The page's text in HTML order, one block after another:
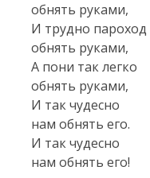
обнять руками,
И трудно пароход
обнять руками,
А пони так легко
обнять руками,
И так чудесно
нам обнять его.
И так чудесно
нам обнять его!